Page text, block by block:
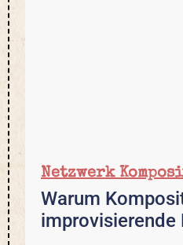
Netzwerk
Warum
improvisierende